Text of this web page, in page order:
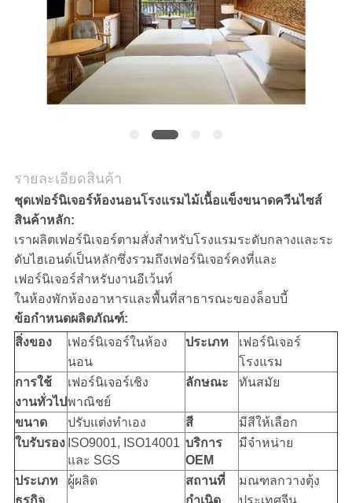
PRIVACY
POLICY
รายละเอียดสินค้า
ชุดเฟอร์นิเจอร์ห้องนอนโรงแรมไม้เนื้อแข็งขนาดควีนไซส์
สินค้าหลัก:
เราผลิตเฟอร์นิเจอร์ตามสั่งสำหรับโรงแรมระดับกลางและระ
ดับไฮเอนด์เป็นหลักซึ่งรวมถึงเฟอร์นิเจอร์คงที่และ
เฟอร์นิเจอร์สำหรับงานอีเว้นท์
ในห้องพักห้องอาหารและพื้นที่สาธารณะของล็อบบี้
ข้อกำหนดผลิตภัณฑ์:
สิ่งของ
เฟอร์นิเจอร์ในห้อง
นอน
ประเภท
เฟอร์นิเจอร์
โรงแรม
การใช้
งานทั่วไป
เฟอร์นิเจอร์เชิง
พาณิชย์
ลักษณะ ทันสมัย
ขนาด ปรับแต่งทำเอง สี
มีสีให้เลือก
ใบรับรอง ISO9001, ISO14001
และ SGS
บริการ
OEM
มีจำหน่าย
ประเภท
ผู้ผลิต
สถานที่
มณฑลกวางตุ้ง